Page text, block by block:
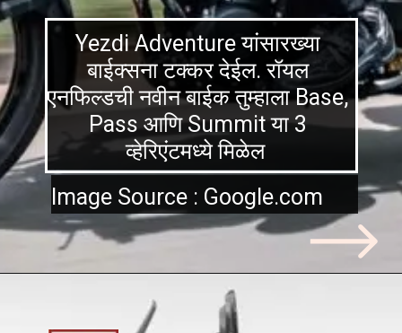
Yezdi Adventure यांसारख्या
बाईक्सना टक्कर देईल. रॉयल
एनफिल्डची नवीन बाईक तुम्हाला Base,
Pass आणि Summit या 3
व्हेरिएंटमध्ये मिळेल
Image Source : Google.com